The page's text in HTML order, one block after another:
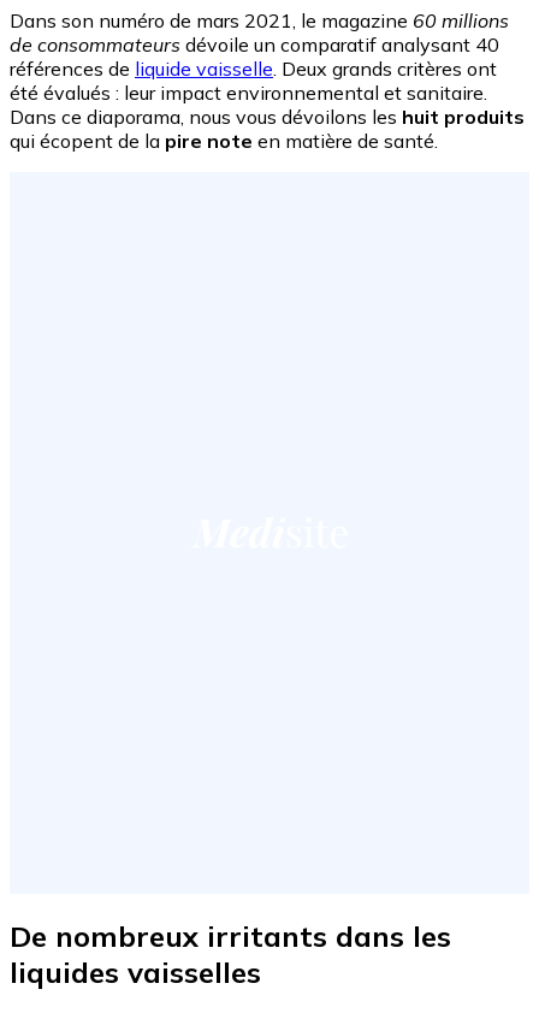
Dans son numéro de mars 2021, le magazine 60 millions
de consommateurs dévoile un comparatif analysant 40
références de liquide vaisselle. Deux grands critères ont
été évalués : leur impact environnemental et sanitaire.
Dans ce diaporama, nous vous dévoilons les huit produits
qui écopent de la pire note en matière de santé.
De nombreux irritants dans les
liquides vaisselles